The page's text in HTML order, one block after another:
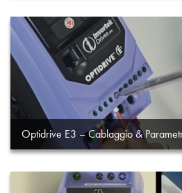
Optidrive E3 – Cablaggio &